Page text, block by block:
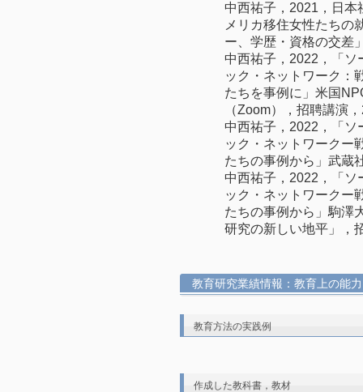
中西祐子，2021，日本
メリカ移住女性たちの
ー、学歴・資格の交差
中西祐子，2022，「ソ
ック・ネットワーク：
たちを事例に」米国
（Zoom），招聘講演
中西祐子，2022，「ソ
ック・ネットワークー
たちの事例から」武蔵
中西祐子，2022，「ソ
ック・ネットワークー
たちの事例から」駒澤
研究の新しい地平」，
教育研究業績情報：教育上の能
教育方法の実践例
作成した教科書，教材